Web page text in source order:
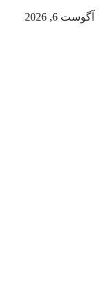
آگوست 6, 2026